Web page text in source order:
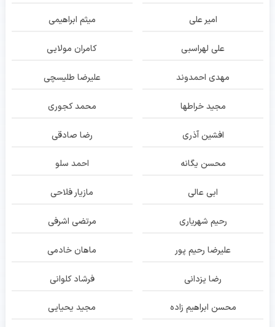
امیر علی میثم ابراهیمی
علی لهراسبی کامران مولایی
مهدی احمدوند علیرضا طلیسچی
مجید خراطها محمد کجوری
افشین آذری رضا صادقی
محسن یگانه احمد سلو
ابی عالی مازیار فلاحی
رحیم شهریاری مرتضی اشرفی
علیرضا رحیم پور ماهان خادمی
رضا یزدانی فرشاد کلوانی
محسن ابراهیم زاده مجید یحیایی